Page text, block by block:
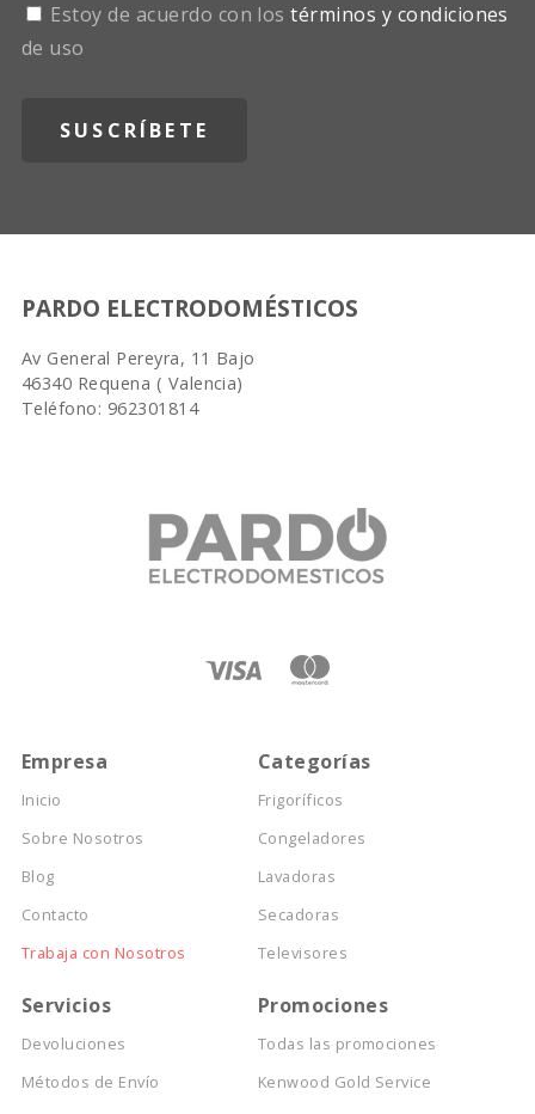
Estoy de acuerdo con lostérminos y condiciones
de uso
PARDO ELECTRODOMÉSTICOS
Av General Pereyra, 11 Bajo
46340 Requena ( Valencia)
Teléfono: 962301814
Empresa
Inicio
Sobre Nosotros
Blog
Contacto
Trabaja con Nosotros
Categorías
Frigoríficos
Congeladores
Lavadoras
Secadoras
Televisores
Servicios
Devoluciones
Métodos de Envío
Promociones
Todas las promociones
Kenwood Gold Service